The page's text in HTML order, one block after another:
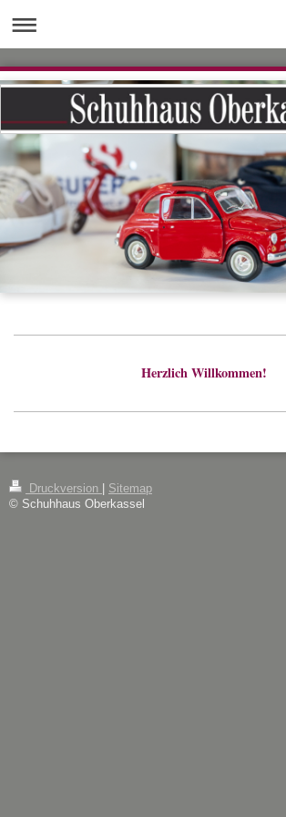
Herzlich Willkommen!
Druckversion
Sitemap
© Schuhhaus Oberkassel